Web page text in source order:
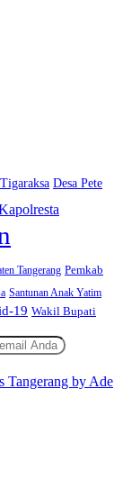
Desa Pete
Tangerang Pemkab
Santunan Anak Yatim
19 Wakil Bupati
Tangerang by Ade